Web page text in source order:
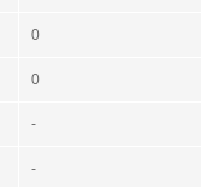
0
0
-
-